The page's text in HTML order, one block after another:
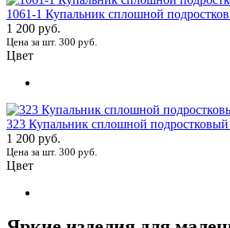
1061-1 Купальник сплошной
1 200 руб.
Цена за шт. 300 руб.
Цвет
323 Купальник сплошной подростковый
1 200 руб.
Цена за шт. 300 руб.
Цвет